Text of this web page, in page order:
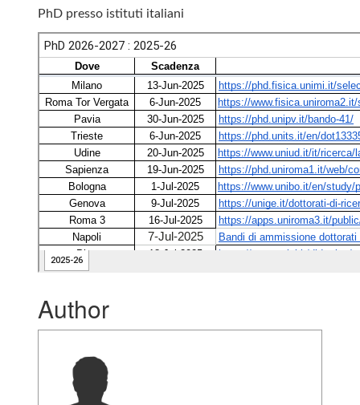
PhD presso istituti italiani
Author